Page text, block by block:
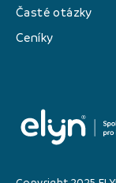
Časté otázky
Ceníky